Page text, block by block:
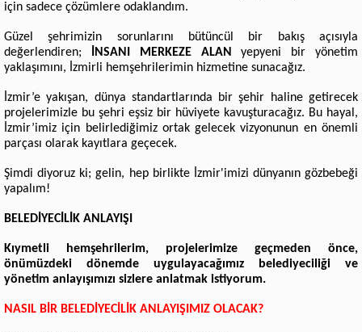
için sadece çözümlere odaklandım.
Güzel şehrimizin sorunlarını bütüncül bir bakış açısıyla
değerlendiren;
İNSANI MERKEZE ALAN
yepyeni bir yönetim
yaklaşımını, İzmirli hemşehrilerimin hizmetine sunacağız.
İzmir’e yakışan, dünya standartlarında bir şehir haline getirecek
projelerimizle bu şehri eşsiz bir hüviyete kavuşturacağız. Bu hayal,
İzmir’imiz için belirlediğimiz ortak gelecek vizyonunun en önemli
parçası olarak kayıtlara geçecek.
Şimdi diyoruz ki; gelin, hep birlikte İzmir'imizi dünyanın gözbebeği
yapalım!
BELEDİYECİLİK ANLAYIŞI
Kıymetli hemşehrilerim, projelerimize geçmeden önce,
önümüzdeki dönemde uygulayacağımız belediyeciliği ve
yönetim anlayışımızı sizlere anlatmak istiyorum.
NASIL BİR BELEDİYECİLİK ANLAYIŞIMIZ OLACAK?